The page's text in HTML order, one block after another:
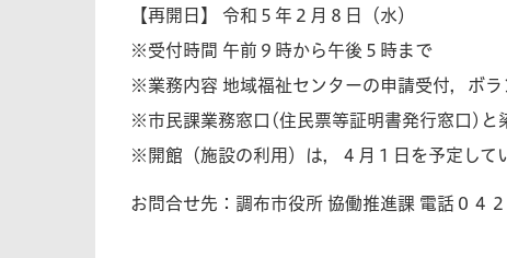
【再開日】 令和５年２月８日（水）
※受付時間 午前９時から午後５時まで
※業務内容 地域福祉センターの申請受付，ボ
※市民課業務窓口(住民票等証明書発行窓口)と
※開館（施設の利用）は，４月１日を予定して
お問合せ先：調布市役所 協働推進課 電話０４